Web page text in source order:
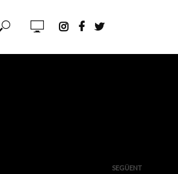
SEGÜENT